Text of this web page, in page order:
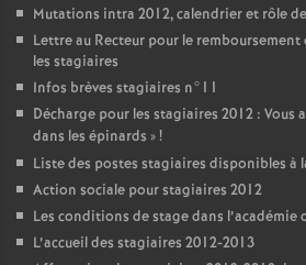
Mutations intra 2012, calendrier et rôle
Lettre au Recteur pour le remboursement
les stagiaires
Infos brèves stagiaires n°11
Décharge pour les stagiaires 2012 : Vous
dans les épinards »!
Liste des postes stagiaires disponibles à
Action sociale pour stagiaires 2012
Les conditions de stage dans l’académie
L’accueil des stagiaires 2012-2013